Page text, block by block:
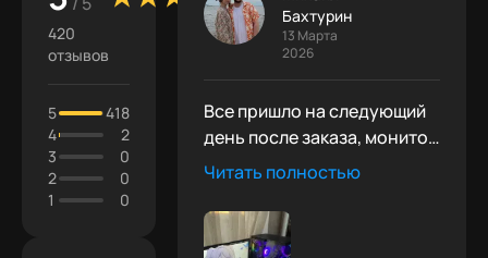
420
отзывов
5
418
4
2
3
0
2
0
1
0
Бахтурин
13 Марта
2026
Все пришло на следующий
день после заказа, монитор
взят там же, все летает,
Читать полностью